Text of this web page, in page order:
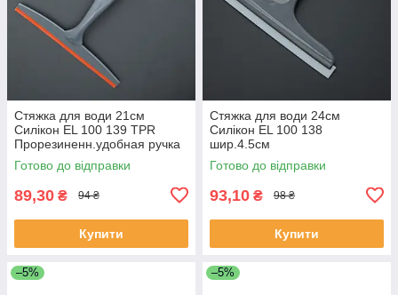
Стяжка для води 21см
Силікон EL 100 139 TPR
Прорезиненн.удобная ручка
Готово до відправки
89,30 ₴ 94 ₴
Купити
Стяжка для води 24см
Силікон EL 100 138
шир.4.5см
Готово до відправки
93,10 ₴ 98 ₴
Купити
–5% –5%